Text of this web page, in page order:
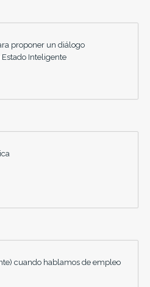
proponer un diálogo
Inteligente
cuando hablamos de empleo